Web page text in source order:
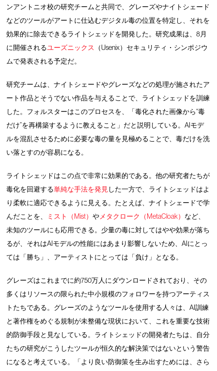
ンアントニオ校の研究チームと共同で、グレーズやナイトシェード
などのツールがアートに仕込むデジタル毒の位置を特定し、それを
効果的に除去できるライトシェッドを開発した。研究成果は、8月
に開催されるユーズニックス
（Usenix）セキュリティ・シンポジウ
ムで発表される予定だ。
研究チームは、ナイトシェードやグレーズなどの処理が施されたア
ート作品とそうでない作品を与えることで、ライトシェッドを訓練
した。フォルスターはこのプロセスを、「毒化された画像から“毒
だけ”を再構築するように教えること」だと説明している。AIモデ
ルを混乱させるために必要な毒の量を見極めることで、毒だけを洗
い落とすのが容易になる。
ライトシェッドはこの点で非常に効果的である。他の研究者たちが
毒化を回避する単純な手法を発見 した一方で、ライトシェッドはよ
り柔軟に適応できるように見える。たとえば、ナイトシェードで学
んだことを、
ミスト（Mist）や メタクローク（MetaCloak） など、
未知のツールにも応用できる。少量の毒に対してはやや効果が落ち
るが、それはAIモデルの性能にはあまり影響しないため、AIにとっ
ては「勝ち」、アーティストにとっては「負け」となる。
グレーズはこれまでに約750万人にダウンロードされており、その
多くはリソースの限られた中小規模のフォロワーを持つアーティス
トたちである。グレーズのようなツールを使用する人々は、AI訓練
と著作権をめぐる規制が未整備な現状において、これを重要な技術
的防御手段と見なしている。ライトシェッドの開発者たちは、自分
たちの研究がこうしたツールが恒久的な解決策ではないという警告
になると考えている。「より良い防御策を生み出すためには、さら